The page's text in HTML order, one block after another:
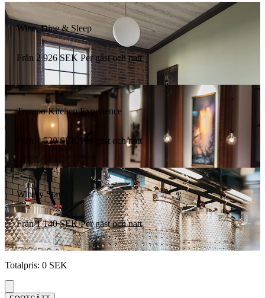
Wine, Dine & Sleep
Från 2 926 SEK Per gäst och natt
Terreno Kitchen Experience
Från 1 520 SEK Per gäst och natt
Winery Stay
Från 1 140 SEK Per gäst och natt
Totalpris: 0 SEK